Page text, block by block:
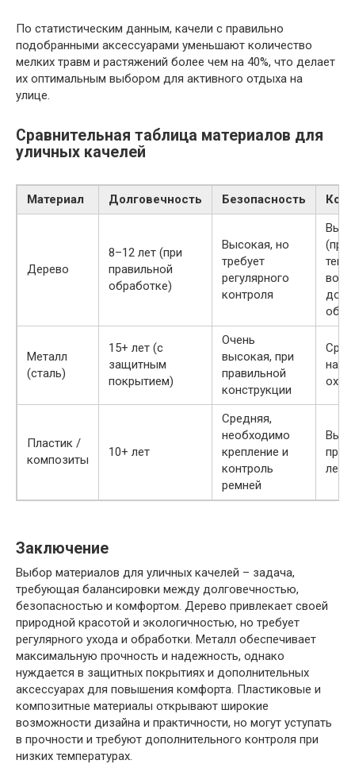
По статистическим данным, качели с правильно
подобранными аксессуарами уменьшают количество
мелких травм и растяжений более чем на 40%, что делает
их оптимальным выбором для активного отдыха на
улице.
Сравнительная таблица материалов для
уличных качелей
Материал Долговечность Безопасность
Дерево
8–12 лет (при
правильной
обработке)
Высокая, но
требует
регулярного
контроля
Металл
(сталь)
15+ лет (с
защитным
покрытием)
Очень
высокая, при
правильной
конструкции
Пластик /
композиты
10+ лет
Средняя,
необходимо
крепление и
контроль
ремней
Заключение
Выбор материалов для уличных качелей – задача,
требующая балансировки между долговечностью,
безопасностью и комфортом. Дерево привлекает своей
природной красотой и экологичностью, но требует
регулярного ухода и обработки. Металл обеспечивает
максимальную прочность и надежность, однако
нуждается в защитных покрытиях и дополнительных
аксессуарах для повышения комфорта. Пластиковые и
композитные материалы открывают широкие
возможности дизайна и практичности, но могут уступать
в прочности и требуют дополнительного контроля при
низких температурах.